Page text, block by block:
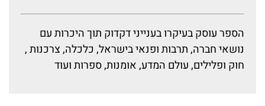
הספר עוסק בעיקרו בענייני דקדוק תוך היכרות עם
נושאי חברה, תרבות ופנאי בישראל, כלכלה, צרכנות ,
חוק ופלילים, עולם המדע, אומנות, ספרות ועוד